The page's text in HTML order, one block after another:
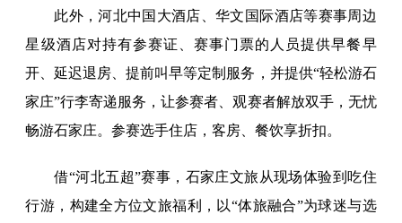
此外，河北中国大酒店、华文国际酒店等赛事周边
星级酒店对持有参赛证、赛事门票的人员提供早餐早
开、延迟退房、提前叫早等定制服务，并提供“轻松游石
家庄”行李寄递服务，让参赛者、观赛者解放双手，无忧
畅游石家庄。参赛选手住店，客房、餐饮享折扣。
借“河北五超”赛事，石家庄文旅从现场体验到吃住
行游，构建全方位文旅福利，以“体旅融合”为球迷与选